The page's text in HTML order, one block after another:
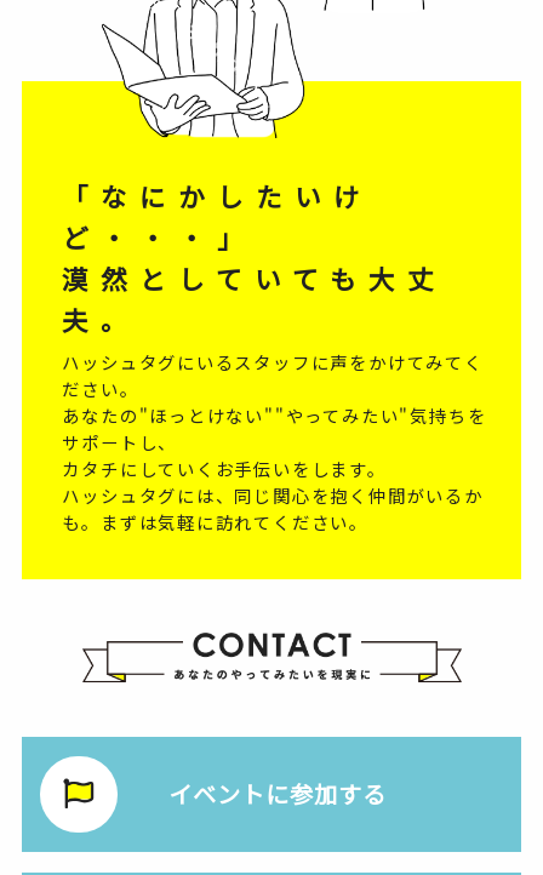
「なにかしたいけ
ど・・・」
漠然としていても大丈
夫。
ハッシュタグにいるスタッフに声をかけてみてく
ださい。
あなたの"ほっとけない""やってみたい"気持ちを
サポートし、
カタチにしていくお手伝いをします。
ハッシュタグには、同じ関心を抱く仲間がいるか
も。まずは気軽に訪れてください。
イベントに参加する